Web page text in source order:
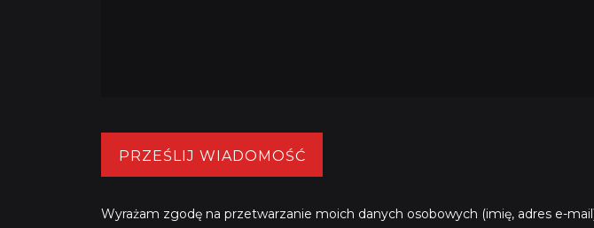
PRZEŚLIJ WIADOMOŚĆ
Wyrażam zgodę na przetwarzanie moich danych osobowych (imię, adres e-